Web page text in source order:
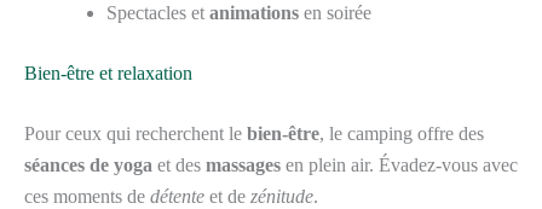
Spectacles et animations en soirée
Bien-être et relaxation
Pour ceux qui recherchent le bien-être, le camping offre des
séances de yoga et des massages en plein air. Évadez-vous avec
ces moments de détente et de zénitude.